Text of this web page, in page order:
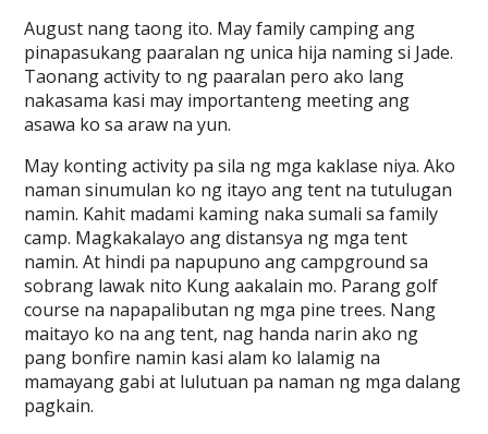
August nang taong ito. May family camping ang
pinapasukang paaralan ng unica hija naming si Jade.
Taonang activity to ng paaralan pero ako lang
nakasama kasi may importanteng meeting ang
asawa ko sa araw na yun.
May konting activity pa sila ng mga kaklase niya. Ako
naman sinumulan ko ng itayo ang tent na tutulugan
namin. Kahit madami kaming naka sumali sa family
camp. Magkakalayo ang distansya ng mga tent
namin. At hindi pa napupuno ang campground sa
sobrang lawak nito Kung aakalain mo. Parang golf
course na napapalibutan ng mga pine trees. Nang
maitayo ko na ang tent, nag handa narin ako ng
pang bonfire namin kasi alam ko lalamig na
mamayang gabi at lulutuan pa naman ng mga dalang
pagkain.